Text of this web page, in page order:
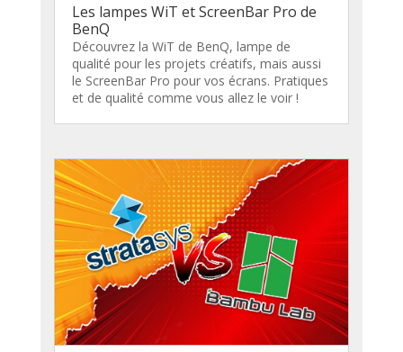
Les lampes WiT et ScreenBar Pro de
BenQ
Découvrez la WiT de BenQ, lampe de
qualité pour les projets créatifs, mais aussi
le ScreenBar Pro pour vos écrans. Pratiques
et de qualité comme vous allez le voir !